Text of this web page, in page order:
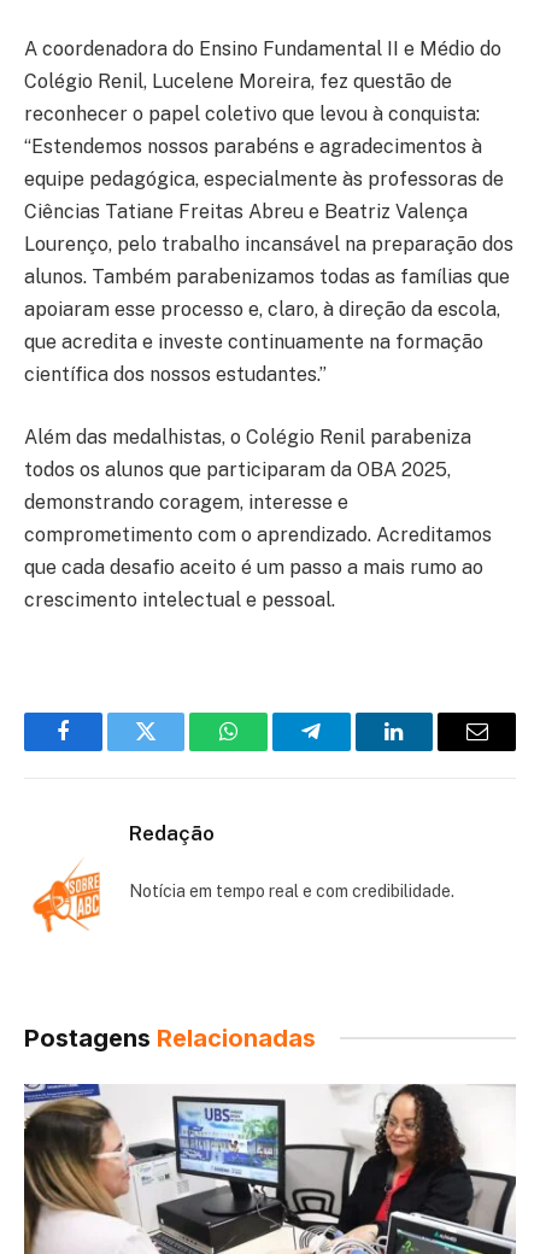
A coordenadora do Ensino Fundamental II e Médio do
Colégio Renil, Lucelene Moreira, fez questão de
reconhecer o papel coletivo que levou à conquista:
“Estendemos nossos parabéns e agradecimentos à
equipe pedagógica, especialmente às professoras de
Ciências Tatiane Freitas Abreu e Beatriz Valença
Lourenço, pelo trabalho incansável na preparação dos
alunos. Também parabenizamos todas as famílias que
apoiaram esse processo e, claro, à direção da escola,
que acredita e investe continuamente na formação
científica dos nossos estudantes.”
Além das medalhistas, o Colégio Renil parabeniza
todos os alunos que participaram da OBA 2025,
demonstrando coragem, interesse e
comprometimento com o aprendizado. Acreditamos
que cada desafio aceito é um passo a mais rumo ao
crescimento intelectual e pessoal.
FacebookTwitter WhatsAppTelegramLinkedInEmail
Redação
Notícia em tempo real e com credibilidade.
Postagens Relacionadas